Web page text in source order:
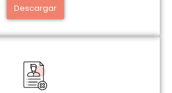
Descargar